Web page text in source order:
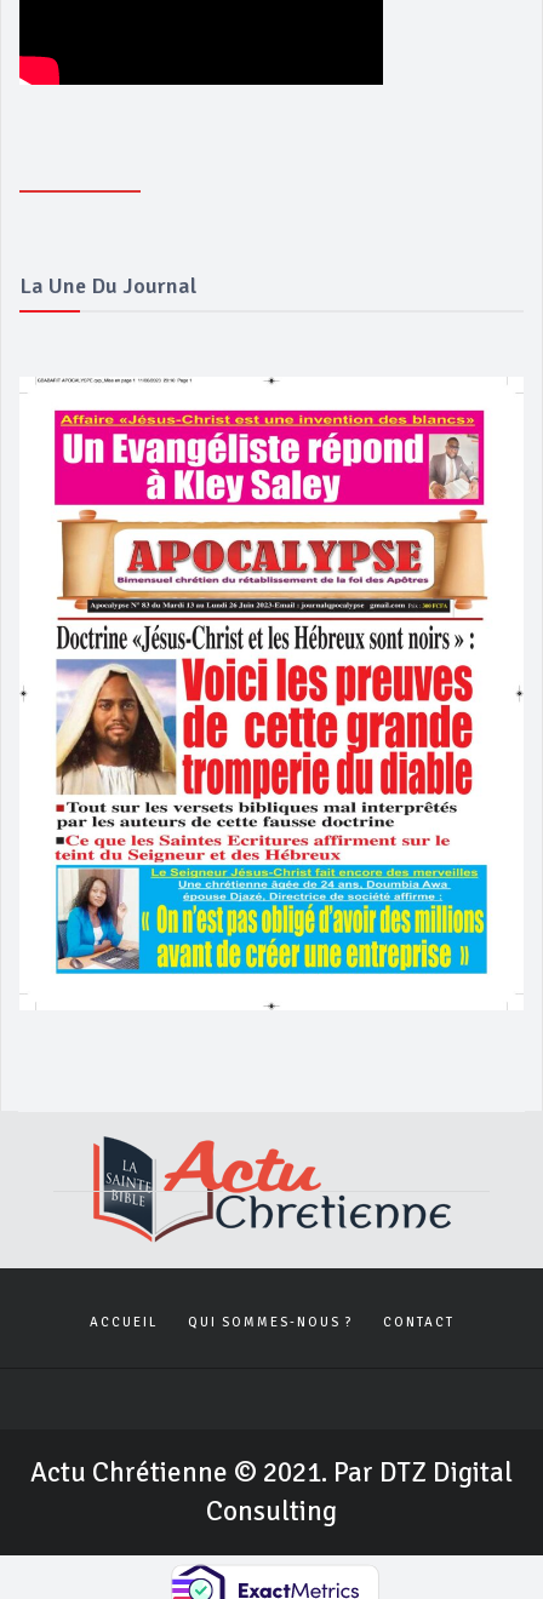
La Une Du Journal
ACCUEIL QUI SOMMES-NOUS ? CONTACT
Actu Chrétienne © 2021. Par DTZ Digital
Consulting